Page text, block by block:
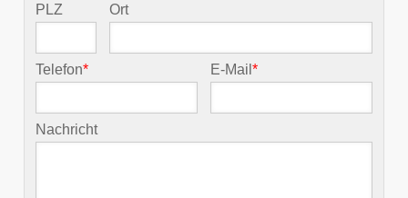
PLZ Ort
Telefon* E-Mail*
Nachricht